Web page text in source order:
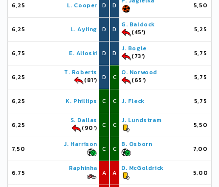
6,25 L. Cooper D
6,25 L. Ayling D
6,75 E. Alioski D
6,25
T. Roberts
(81')
D
6,25 K. Phillips C
6,25
S. Dallas
(90')
C
7,50
J. Harrison
C
6,75
Raphinha
A
D 5,50
D
G. Baldock
(45')
5,25
D
J. Bogle
(73')
5,75
C
O. Norwood
(65')
5,75
C J. Fleck 5,75
C
J. Lundstram
5,50
C
B. Osborn
7,00
A
D. McGoldrick
5,00